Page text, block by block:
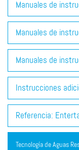
Manuales de
Manuales de
Manuales de
Instrucciones
Referencia:
Tecnología de Aguas